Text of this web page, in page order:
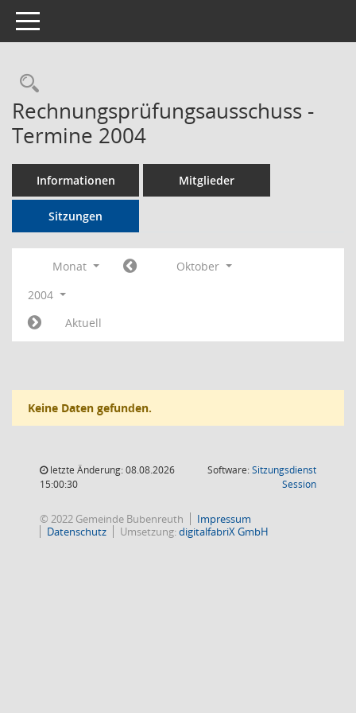
Toggle navigation
Rechercheauswahl
Rechnungsprüfungsausschuss -
Termine 2004
Informationen Mitglieder
Sitzungen
Monat
Oktober
2004
Aktuell
Keine Daten gefunden.
letzte Änderung: 08.08.2026
15:00:30
Software:Sitzungsdienst
Session(Wird in
© 2022 Gemeinde Bubenreuth
Impressum
Datenschutz
Umsetzung:digitalfabriX GmbH